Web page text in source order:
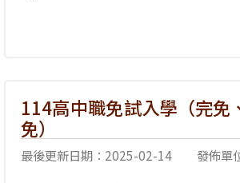
114高中職免試入學（完免
免）
最後更新日期：2025-02-14 發佈單